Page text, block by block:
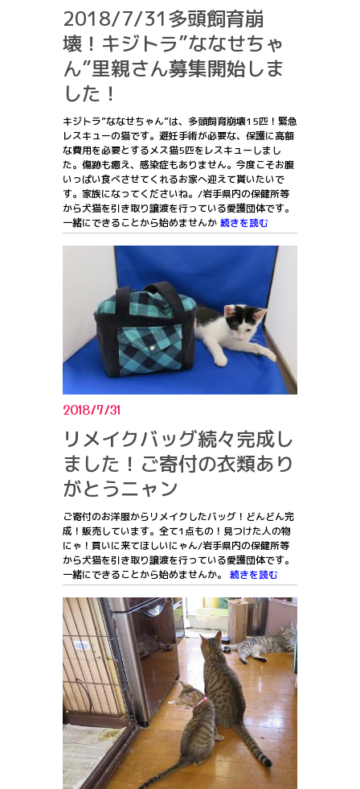
2018/7/31多頭飼育崩
壊！キジトラ”ななせちゃ
ん”里親さん募集開始しま
した！
キジトラ”ななせちゃん”は、多頭飼育崩壊15匹！緊急
レスキューの猫です。避妊手術が必要な、保護に高額
な費用を必要とするメス猫5匹をレスキューしまし
た。傷跡も癒え、感染症もありません。今度こそお腹
いっぱい食べさせてくれるお家へ迎えて貰いたいで
す。家族になってくださいね。/岩手県内の保健所等
から犬猫を引き取り譲渡を行っている愛護団体です。
一緒にできることから始めませんか 続きを読む
2018/7/31
リメイクバッグ続々完成し
ました！ご寄付の衣類あり
がとうニャン
ご寄付のお洋服からリメイクしたバッグ！どんどん完
成！販売しています。全て1点もの！見つけた人の物
にゃ！買いに来てほしいにゃん/岩手県内の保健所等
から犬猫を引き取り譲渡を行っている愛護団体です。
一緒にできることから始めませんか。 続きを読む